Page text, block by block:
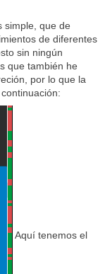
simple, que de
de diferentes
sin ningún
que también he
por lo que la
Aquí tenemos el